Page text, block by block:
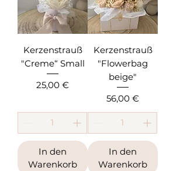
Kerzenstrauß
"Creme“ Small
Preis
25,00 €
In den
Warenkorb
Kerzenstrauß
"Flowerbag
beige"
Preis
56,00 €
In den
Warenkorb